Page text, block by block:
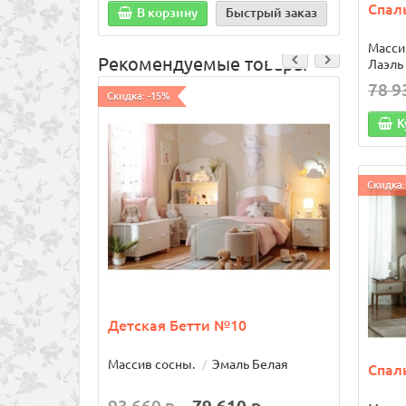
В корзину Быстрый заказ
Рекомендуемые товары
Скидка: -15%
Детская Бетти №10
Массив сосны. Эмаль Белая
78
Скидка: